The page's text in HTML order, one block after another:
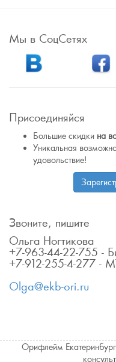
Мы в СоцСетях
Присоединяйся
Большие скидки на
Уникальная
удовольствие!
Звоните, пишите
Ольга Ногтикова
+7-963-44-22-755 -
+7-912-255-4-277 -
Olga@ekb-ori.ru
Орифлейм